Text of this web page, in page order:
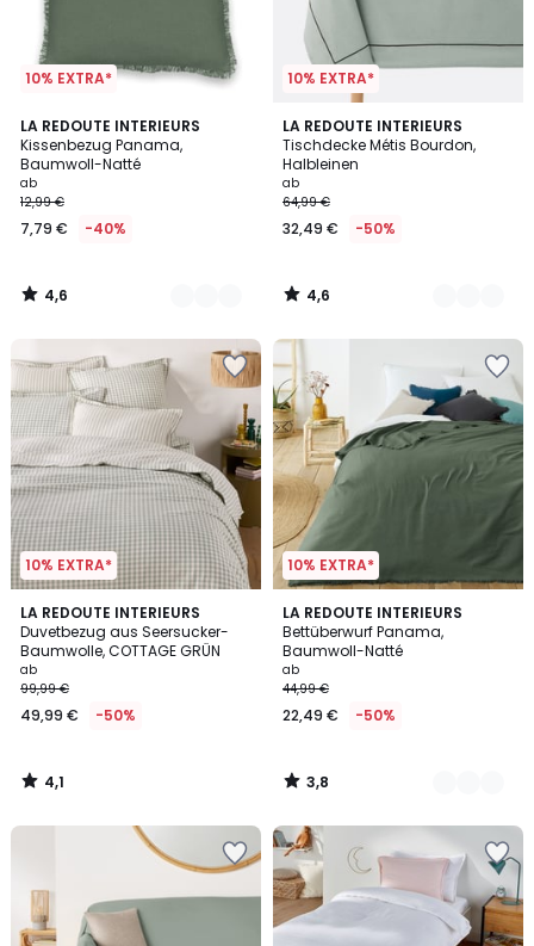
10% EXTRA*
LA REDOUTE INTERIEURS
Kissenbezug Panama,
Baumwoll-Natté
ab
12,99 €
7,79 € -40%
4,6
/ 5
8
Farben
4,6
/
10% EXTRA*
LA REDOUTE INTERIEURS
Tischdecke Métis Bourdon,
Halbleinen
ab
64,99 €
32,49 € -50%
4,6
/ 5
7
Farben
4,6
/
10% EXTRA*
LA REDOUTE INTERIEURS
Duvetbezug aus Seersucker-
Baumwolle, COTTAGE GRÜN
ab
99,99 €
49,99 € -50%
4,1
/ 5
4,1
/
10% EXTRA*
LA REDOUTE INTERIEURS
Bettüberwurf Panama,
Baumwoll-Natté
ab
44,99 €
22,49 € -50%
3,8
/ 5
5
Farben
3,8
/